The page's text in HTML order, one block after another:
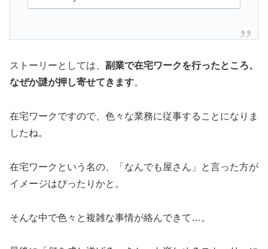
ストーリーとしては、 副業で在宅ワークを行ったところ、
なぜか謎が押し寄せてきます。
在宅ワークですので、色々な業務に従事することになりま
したね。
在宅ワークという名の、「なんでも屋さん」と言った方が
イメージはぴったりかと。
そんな中で色々と複雑な事情が絡んできて…。